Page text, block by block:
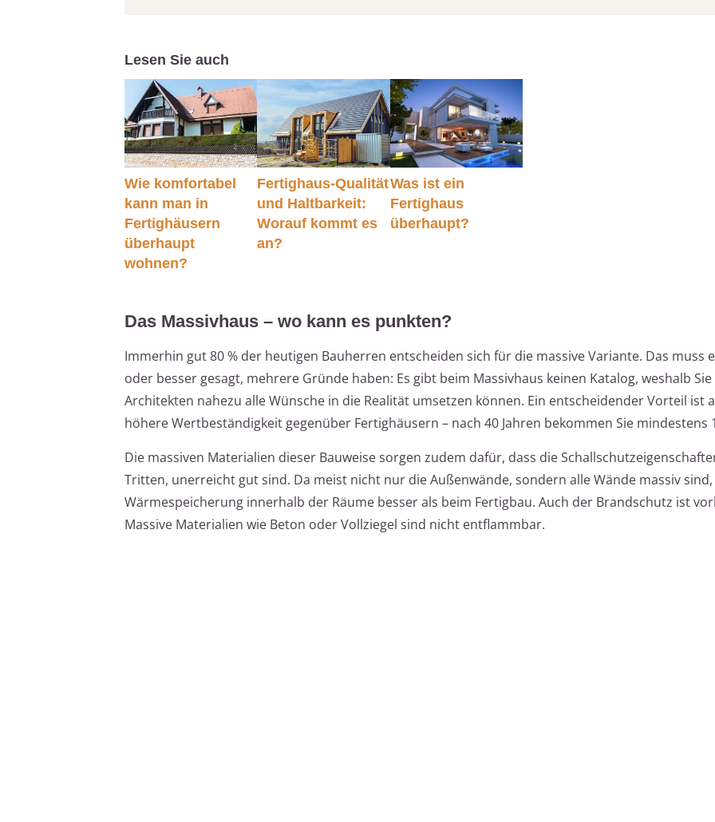
Lesen Sie auch
Wie komfortabel
kann man in
Fertighäusern
überhaupt
wohnen?
Fertighaus-Qualität
und Haltbarkeit:
Worauf kommt es
an?
Was ist ein
Fertighaus
überhaupt?
Das Massivhaus – wo kann es punkten?
Immerhin gut 80 % der heutigen Bauherren entscheiden sich für die massive Variante. Das muss
oder besser gesagt, mehrere Gründe haben: Es gibt beim Massivhaus keinen Katalog, weshalb
Architekten nahezu alle Wünsche in die Realität umsetzen können. Ein entscheidender Vorteil ist
höhere Wertbeständigkeit gegenüber Fertighäusern – nach 40 Jahren bekommen Sie mindestens
Die massiven Materialien dieser Bauweise sorgen zudem dafür, dass die
Tritten, unerreicht gut sind. Da meist nicht nur die Außenwände, sondern alle Wände massiv
Wärmespeicherung innerhalb der Räume besser als beim Fertigbau. Auch der Brandschutz ist
Massive Materialien wie Beton oder Vollziegel sind nicht entflammbar.